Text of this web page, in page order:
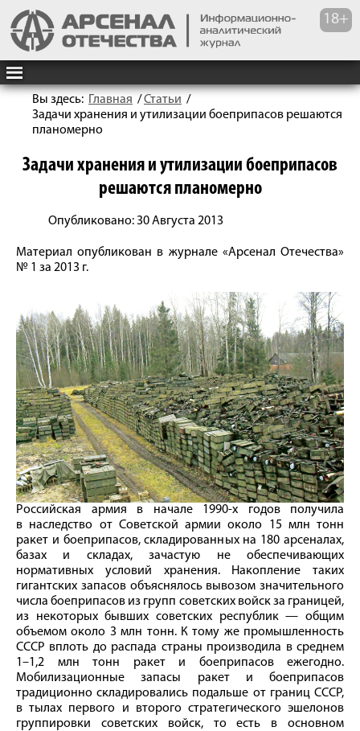
Вы здесь: Главная /Статьи /
Задачи хранения и утилизации боеприпасов решаются
планомерно
Задачи хранения и утилизации боеприпасов
решаются планомерно
Опубликовано: 30 Августа 2013
Материал опубликован в журнале «Арсенал Отечества»
№ 1 за 2013 г.
Российская армия в начале 1990-х годов получила
в наследство от Советской армии около 15 млн тонн
ракет и боеприпасов, складированных на 180 арсеналах,
базах и складах, зачастую не обеспечивающих
нормативных условий хранения. Накопление таких
гигантских запасов объяснялось вывозом значительного
числа боеприпасов из групп советских войск за границей,
из некоторых бывших советских республик — общим
объемом около 3 млн тонн. К тому же промышленность
СССР вплоть до распада страны производила в среднем
1–1,2 млн тонн ракет и боеприпасов ежегодно.
Мобилизационные запасы ракет и боеприпасов
традиционно складировались подальше от границ СССР,
в тылах первого и второго стратегического эшелонов
группировки советских войск, то есть в основном